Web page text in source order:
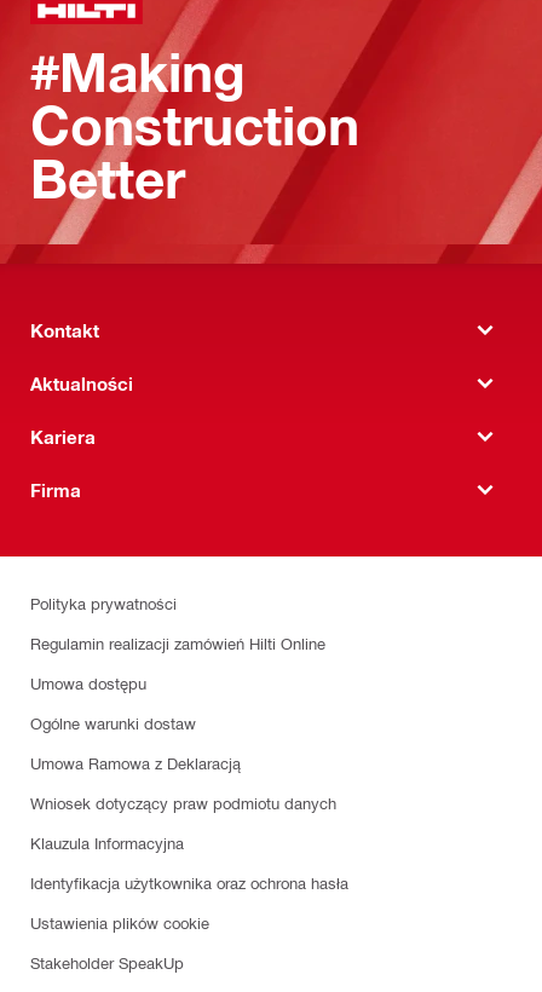
#Making
Construction
Better
Kontakt
Aktualności
Kariera
Firma
Polityka prywatności
Regulamin realizacji zamówień Hilti Online
Umowa dostępu
Ogólne warunki dostaw
Umowa Ramowa z Deklaracją
Wniosek dotyczący praw podmiotu danych
Klauzula Informacyjna
Identyfikacja użytkownika oraz ochrona hasła
Ustawienia plików cookie
Stakeholder SpeakUp